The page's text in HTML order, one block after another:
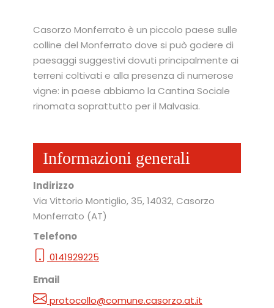
Casorzo Monferrato è un piccolo paese sulle
colline del Monferrato dove si può godere di
paesaggi suggestivi dovuti principalmente ai
terreni coltivati e alla presenza di numerose
vigne: in paese abbiamo la Cantina Sociale
rinomata soprattutto per il Malvasia.
Informazioni generali
Indirizzo
Via Vittorio Montiglio, 35, 14032, Casorzo
Monferrato (AT)
Telefono
0141929225
Email
protocollo@comune.casorzo.at.it